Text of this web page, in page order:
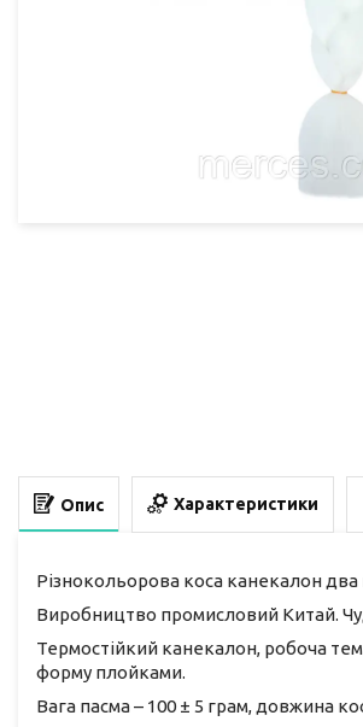
Опис Характеристики
Різнокольорова коса канекалон
Виробництво промисловий Китай.
Термостійкий канекалон, робоча
форму плойками.
Вага пасма – 100 ± 5 грам, довжина